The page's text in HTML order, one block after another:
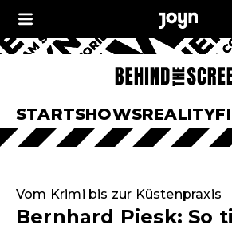
STARTSHOWSREALITY
Vom Krimi bis zur Küstenpraxis
Bernhard Piesk: So